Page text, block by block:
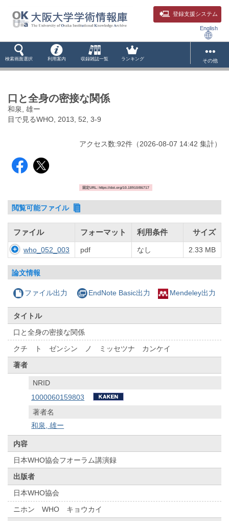
登録支援システム
English
検索画面選択 利用案内 収録雑誌一覧 ランキング その他
口と全身の密接な関係
和泉, 雄ー
目で見るWHO, 2013, 52, 3-9
アクセス数:92件 （2026-08-07 14:42 集計）
固定URL: https://doi.org/10.18910/86717
閲覧可能ファイル
ファイル フォーマット 利用条件 サイズ
who_052_003 pdf なし 2.33 MB
論文情報
ファイル出力 EndNote Basic出力 Mendeley出力
タイトル
口と全身の密接な関係
クチ ト ゼンシン ノ ミッセツナ カンケイ
著者
NRID
1000060159803
著者名
和泉, 雄ー
内容
日本WHO協会フオーラム講演録
出版者
日本WHO協会
ニホン WHO キョウカイ